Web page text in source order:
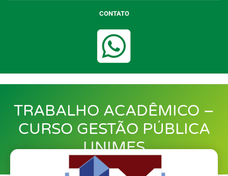
CONTATO
TRABALHO ACADÊMICO –
CURSO GESTÃO PÚBLICA
UNIMES